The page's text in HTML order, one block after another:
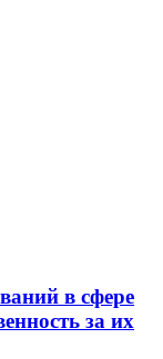
в сфере
за их